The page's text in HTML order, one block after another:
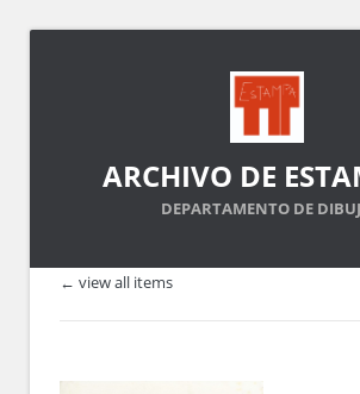
ARCHIVO DE
DEPARTAMENTO DE
← view all items